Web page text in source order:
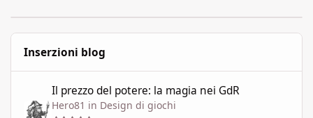
Inserzioni blog
Il prezzo del potere: la magia nei GdR
Hero81 in Design di giochi